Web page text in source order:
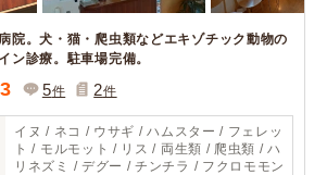
院。犬・猫・爬虫類などエキゾチック動物の
ン診療。駐車場完備。
5件 2件
イヌ / ネコ / ウサギ / ハムスター / フェレッ
ト / モルモット / リス / 両生類 / 爬虫類 / ハ
リネズミ / デグー / チンチラ / フクロモモン